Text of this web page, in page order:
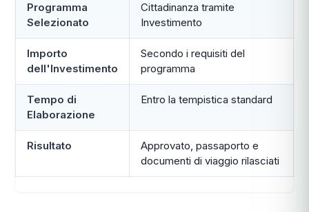
Programma
Selezionato
Cittadinanza tramite
Investimento
Importo
dell'Investimento
Secondo i requisiti del
programma
Tempo di
Elaborazione
Entro la tempistica standard
Risultato
Approvato, passaporto e
documenti di viaggio rilasciati